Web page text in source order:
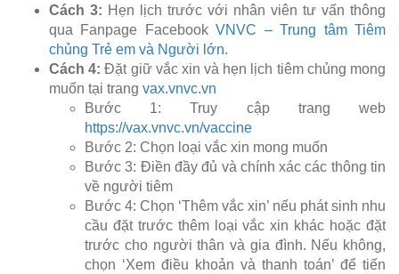
Cách 3: Hẹn lịch trước với nhân viên tư vấn thông
qua Fanpage FacebookVNVC – Trung tâm Tiêm
chủng Trẻ em và Người lớn.
Cách 4: Đặt giữ vắc xin và hẹn lịch tiêm chủng mong
muốn tại trang vax.vnvc.vn
Bước 1: Truy cập trang web
https://vax.vnvc.vn/vaccine
Bước 2: Chọn loại vắc xin mong muốn
Bước 3: Điền đầy đủ và chính xác các thông tin
về người tiêm
Bước 4: Chọn ‘Thêm vắc xin’ nếu phát sinh nhu
cầu đặt trước thêm loại vắc xin khác hoặc đặt
trước cho người thân và gia đình. Nếu không,
chọn ‘Xem điều khoản và thanh toán’ để tiến